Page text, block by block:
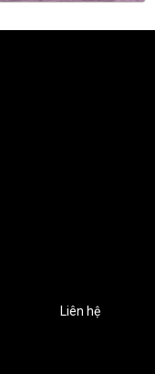
Liên hệ